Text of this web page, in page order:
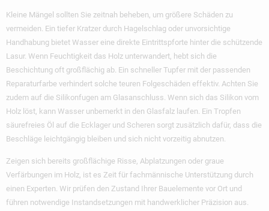
Kleine Mängel sollten Sie zeitnah beheben, um größere Schäden zu
vermeiden. Ein tiefer Kratzer durch Hagelschlag oder unvorsichtige
Handhabung bietet Wasser eine direkte Eintrittspforte hinter die schützende
Lasur. Wenn Feuchtigkeit das Holz unterwandert, hebt sich die
Beschichtung oft großflächig ab. Ein schneller Tupfer mit der passenden
Reparaturfarbe verhindert solche teuren Folgeschäden effektiv. Achten Sie
zudem auf die Silikonfugen am Glasanschluss. Wenn sich das Silikon vom
Holz löst, kann Wasser unbemerkt in den Glasfalz laufen. Ein Tropfen
säurefreies Öl auf die Ecklager und Scheren sorgt zusätzlich dafür, dass die
Beschläge leichtgängig bleiben und sich nicht vorzeitig abnutzen.
Zeigen sich bereits großflächige Risse, Abplatzungen oder graue
Verfärbungen im Holz, ist es Zeit für fachmännische Unterstützung durch
einen Experten. Wir prüfen den Zustand Ihrer Bauelemente vor Ort und
führen notwendige Instandsetzungen mit handwerklicher Präzision aus.